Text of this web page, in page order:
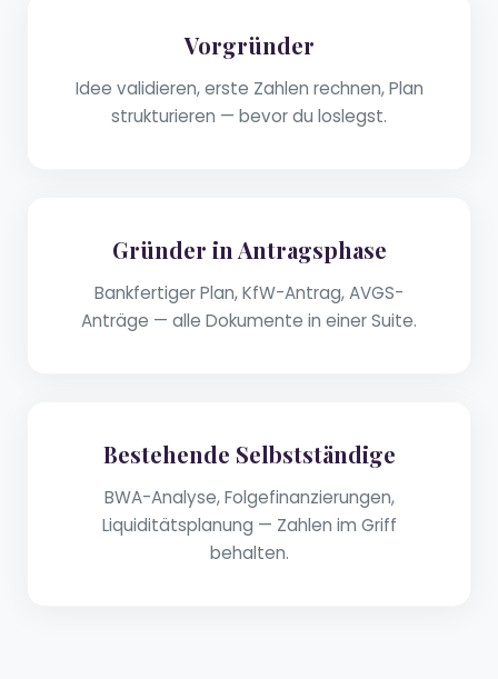
Vorgründer
Idee validieren, erste Zahlen rechnen, Plan
strukturieren — bevor du loslegst.
Gründer in Antragsphase
Bankfertiger Plan, KfW-Antrag, AVGS-
Anträge — alle Dokumente in einer Suite.
Bestehende Selbstständige
BWA-Analyse, Folgefinanzierungen,
Liquiditätsplanung — Zahlen im Griff
behalten.